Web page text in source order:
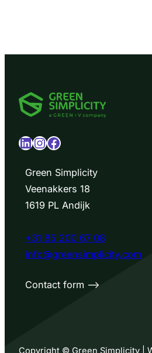
LinkedIn InstagramFacebook
Green Simplicity
Veenakkers 18
1619 PL Andijk
+31 85 200 67 08
info@greensimplicity.com
Contact form –>
Copyright © Green Simplicity |